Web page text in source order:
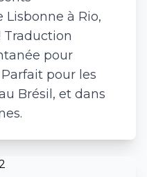
à Rio,
Traduction
pour
pour les
Brésil, et dans